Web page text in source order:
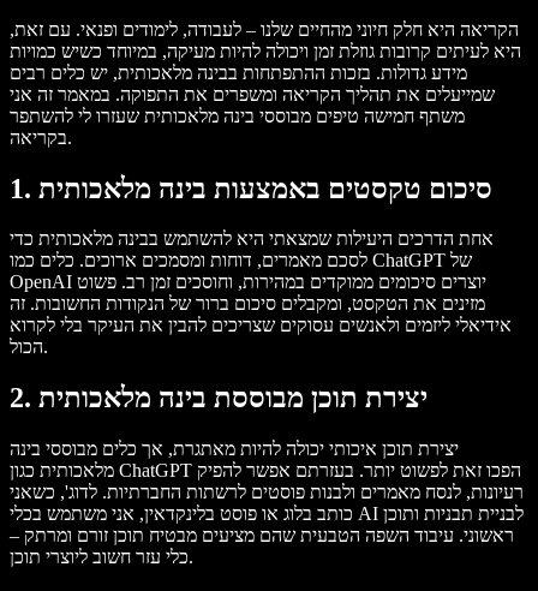
הקריאה היא חלק חיוני מהחיים שלנו – לעבודה, לימודים ופנאי. עם זאת,
היא לעיתים קרובות גוזלת זמן ויכולה להיות מעיקה, במיוחד כשיש כמויות
מידע גדולות. בזכות ההתפתחות בבינה מלאכותית, יש כלים רבים
שמייעלים את תהליך הקריאה ומשפרים את התפוקה. במאמר זה אני
משתף חמישה טיפים מבוססי בינה מלאכותית שעזרו לי להשתפר
בקריאה.
1. סיכום טקסטים באמצעות בינה מלאכותית
אחת הדרכים היעילות שמצאתי היא להשתמש בבינה מלאכותית כדי
לסכם מאמרים, דוחות ומסמכים ארוכים. כלים כמו ChatGPT של
OpenAI יוצרים סיכומים ממוקדים במהירות, וחוסכים זמן רב. פשוט
מזינים את הטקסט, ומקבלים סיכום ברור של הנקודות החשובות. זה
אידיאלי ליזמים ולאנשים עסוקים שצריכים להבין את העיקר בלי לקרוא
הכול.
2. יצירת תוכן מבוססת בינה מלאכותית
יצירת תוכן איכותי יכולה להיות מאתגרת, אך כלים מבוססי בינה
מלאכותית כגון ChatGPT הפכו זאת לפשוט יותר. בעזרתם אפשר להפיק
רעיונות, לנסח מאמרים ולבנות פוסטים לרשתות החברתיות. לדוג', כשאני
כותב בלוג או פוסט בלינקדאין, אני משתמש בכלי AI לבניית תבניות ותוכן
ראשוני. עיבוד השפה הטבעית שהם מציעים מבטיח תוכן זורם ומרתק –
כלי עזר חשוב ליוצרי תוכן.